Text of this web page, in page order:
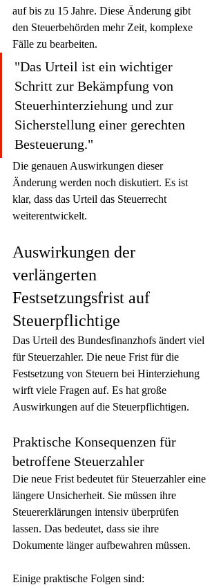
auf bis zu 15 Jahre. Diese Änderung gibt
den Steuerbehörden mehr Zeit, komplexe
Fälle zu bearbeiten.
"Das Urteil ist ein wichtiger
Schritt zur Bekämpfung von
Steuerhinterziehung und zur
Sicherstellung einer gerechten
Besteuerung."
Die genauen Auswirkungen dieser
Änderung werden noch diskutiert. Es ist
klar, dass das Urteil das Steuerrecht
weiterentwickelt.
Auswirkungen der
verlängerten
Festsetzungsfrist auf
Steuerpflichtige
Das Urteil des Bundesfinanzhofs ändert viel
für Steuerzahler. Die neue Frist für die
Festsetzung von Steuern bei Hinterziehung
wirft viele Fragen auf. Es hat große
Auswirkungen auf die Steuerpflichtigen.
Praktische Konsequenzen für
betroffene Steuerzahler
Die neue Frist bedeutet für Steuerzahler eine
längere Unsicherheit. Sie müssen ihre
Steuererklärungen intensiv überprüfen
lassen. Das bedeutet, dass sie ihre
Dokumente länger aufbewahren müssen.
Einige praktische Folgen sind: